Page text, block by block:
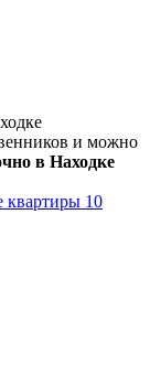
и можно
в Находке
квартиры 10